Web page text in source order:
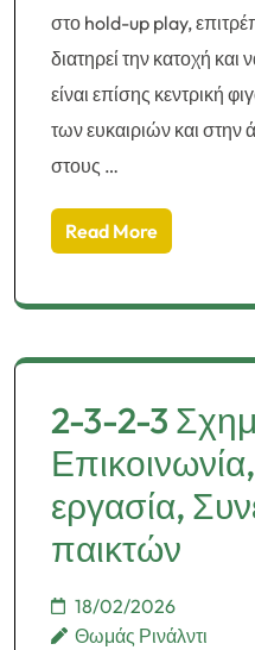
στο hold-up play,
διατηρεί την κατοχή
είναι επίσης κεντρική
των ευκαιριών και στην
στους …
Read More
2-3-2-3
εργασία,
παικτών
18/02/2026
Θωμάς Ρινάλντι